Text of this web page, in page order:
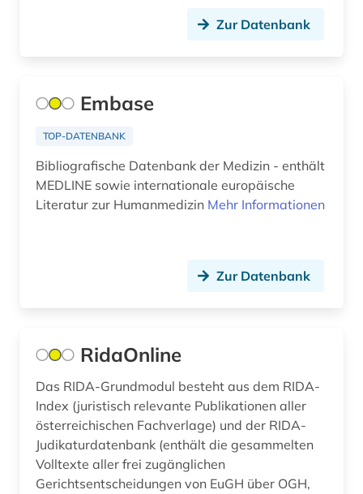
archivprojekte (1)
archäologie (30)
arealtypologie (1)
aristoteles | philosoph; lehrer (1)
art (1)
artefakte (1)
artenreichtum (1)
Zur Datenbank
Embase
TOP-DATENBANK
Bibliografische Datenbank der Medizin - enthält
MEDLINE sowie internationale europäische
Literatur zur Humanmedizin Mehr Informationen
Zur Datenbank
RidaOnline
Das RIDA-Grundmodul besteht aus dem RIDA-
Index (juristisch relevante Publikationen aller
österreichischen Fachverlage) und der RIDA-
Judikaturdatenbank (enthält die gesammelten
Volltexte aller frei zugänglichen
Gerichtsentscheidungen von EuGH über OGH,